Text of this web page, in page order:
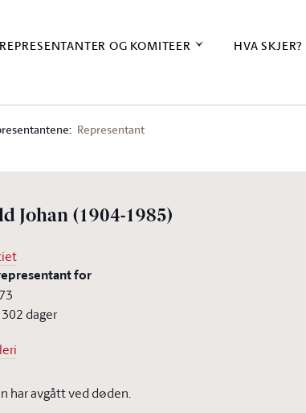
REPRESENTANTER OG KOMITEER HVA SKJER?
Representant
Johan (1904-1985)
for
302 dager
har avgått ved døden.